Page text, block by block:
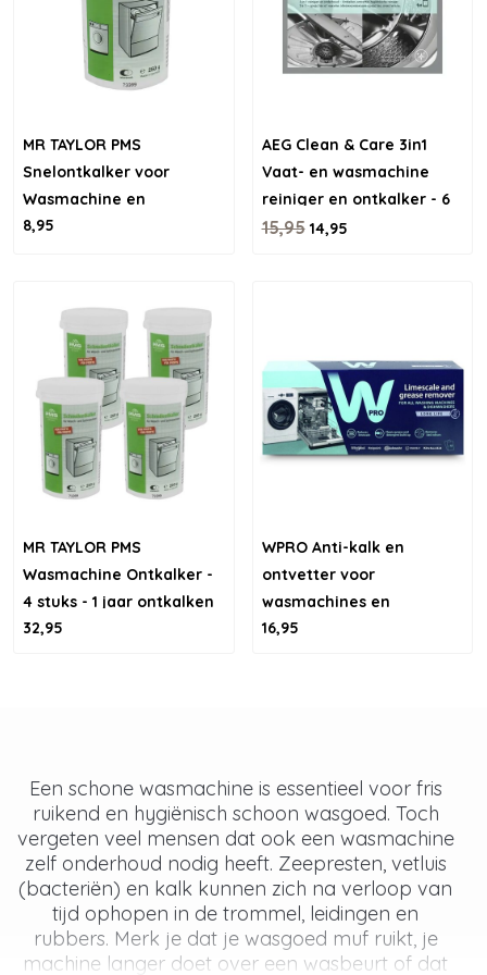
MR TAYLOR PMS
Snelontkalker voor
Wasmachine en
Vaatwasser
8,95
AEG Clean & Care 3in1
Vaat- en wasmachine
reiniger en ontkalker - 6
stuks
15,9514,95
MR TAYLOR PMS
Wasmachine Ontkalker -
4 stuks - 1 jaar ontkalken
32,95
WPRO Anti-kalk en
ontvetter voor
wasmachines en
vaatwassers - 12x50gr
16,95
Een schone wasmachine is essentieel voor fris
ruikend en hygiënisch schoon wasgoed. Toch
vergeten veel mensen dat ook een wasmachine
zelf onderhoud nodig heeft. Zeepresten, vetluis
(bacteriën) en kalk kunnen zich na verloop van
tijd ophopen in de trommel, leidingen en
rubbers. Merk je dat je wasgoed muf ruikt, je
machine langer doet over een wasbeurt of dat